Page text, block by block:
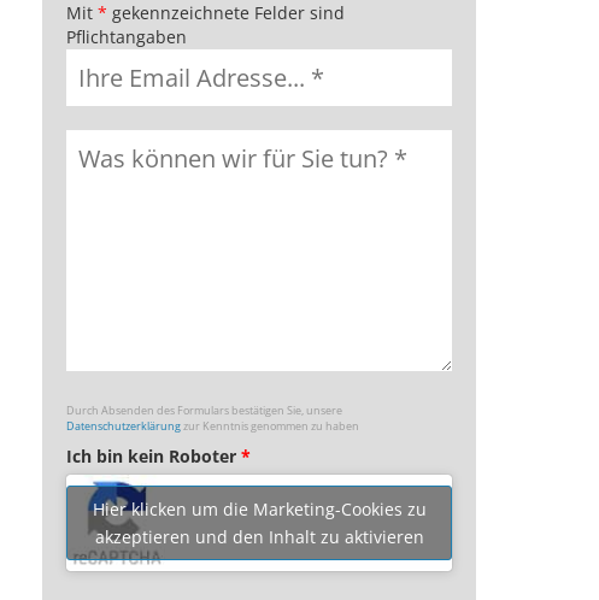
Mit * gekennzeichnete Felder sind
Pflichtangaben
Durch Absenden des Formulars bestätigen Sie, unsere
Datenschutzerklärungzur Kenntnis genommen zu haben
Ich bin kein Roboter *
Hier klicken um die Marketing-Cookies zu
akzeptieren und den Inhalt zu aktivieren